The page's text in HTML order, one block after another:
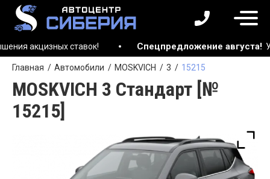
ставок! Спецпредложение августа!Успейте
Главная Автомобили MOSKVICH 3 15215
MOSKVICH 3 Стандарт [№
15215]